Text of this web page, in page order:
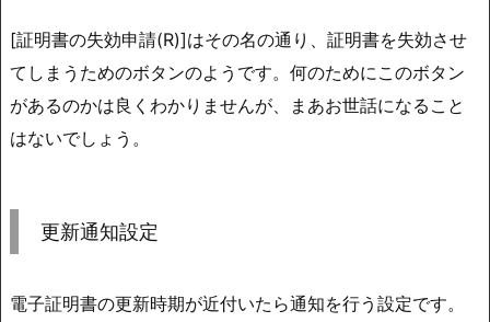
[証明書の失効申請(R)]はその名の通り、証明書を失効させ
てしまうためのボタンのようです。何のためにこのボタン
があるのかは良くわかりませんが、まあお世話になること
はないでしょう。
更新通知設定
電子証明書の更新時期が近付いたら通知を行う設定です。